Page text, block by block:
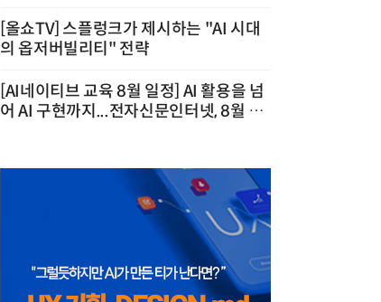
[올쇼TV] 스플렁크가 제시하는 "AI 시대
의 옵저버빌리티" 전략
[AI네이티브 교육 8월 일정] AI 활용을 넘
어 AI 구현까지...전자신문인터넷, 8월 실